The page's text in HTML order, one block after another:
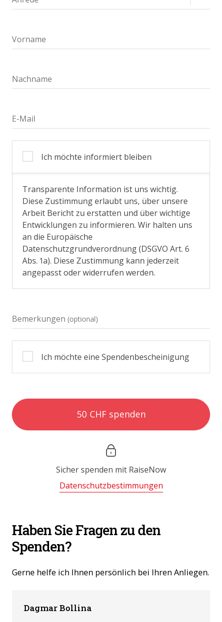
Vorname
Nachname
E-Mail
Ich möchte informiert bleiben
Transparente Information ist uns wichtig.
Diese Zustimmung erlaubt uns, über unsere
Arbeit Bericht zu erstatten und über wichtige
Entwicklungen zu informieren. Wir halten uns
an die Europäische
Datenschutzgrundverordnung (DSGVO Art. 6
Abs. 1a). Diese Zustimmung kann jederzeit
angepasst oder widerrufen werden.
Bemerkungen (optional)
Ich möchte eine Spendenbescheinigung
50 CHF spenden
Sicher spenden mit RaiseNow
Datenschutzbestimmungen
Haben Sie Fragen zu den
Spenden?
Gerne helfe ich Ihnen persönlich bei Ihren Anliegen.
Dagmar Bollina